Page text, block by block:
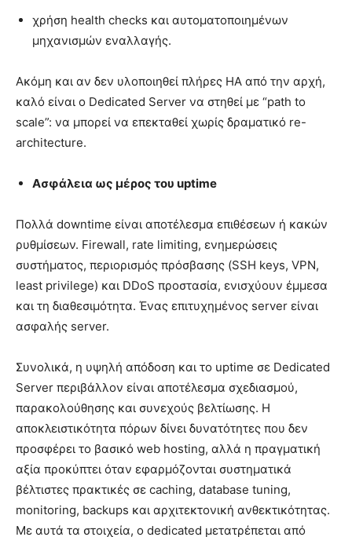
χρήση health checks και αυτοματοποιημένων
μηχανισμών εναλλαγής.
Ακόμη και αν δεν υλοποιηθεί πλήρες HA από την αρχή,
καλό είναι ο Dedicated Server να στηθεί με “path to
scale”: να μπορεί να επεκταθεί χωρίς δραματικό re-
architecture.
Ασφάλεια ως μέρος του uptime
Πολλά downtime είναι αποτέλεσμα επιθέσεων ή κακών
ρυθμίσεων. Firewall, rate limiting, ενημερώσεις
συστήματος, περιορισμός πρόσβασης (SSH keys, VPN,
least privilege) και DDoS προστασία, ενισχύουν έμμεσα
και τη διαθεσιμότητα. Ένας επιτυχημένος server είναι
ασφαλής server.
Συνολικά, η υψηλή απόδοση και το uptime σε Dedicated
Server περιβάλλον είναι αποτέλεσμα σχεδιασμού,
παρακολούθησης και συνεχούς βελτίωσης. Η
αποκλειστικότητα πόρων δίνει δυνατότητες που δεν
προσφέρει το βασικό web hosting, αλλά η πραγματική
αξία προκύπτει όταν εφαρμόζονται συστηματικά
βέλτιστες πρακτικές σε caching, database tuning,
monitoring, backups και αρχιτεκτονική ανθεκτικότητας.
Με αυτά τα στοιχεία, ο dedicated μετατρέπεται από